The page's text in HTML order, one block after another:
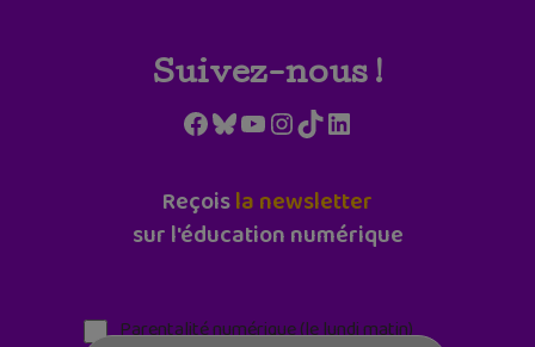
Suivez-nous !
Facebook
Bluesky
YouTube
Instagram
TikTokLinkedIn
Reçoisla newsletter
sur l'éducation numérique
Parentalité numérique (le lundi matin)